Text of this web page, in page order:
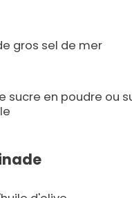
gros sel de mer
sucre en poudre ou